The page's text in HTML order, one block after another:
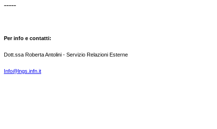
-----
Per info e contatti:
Dott.ssa Roberta Antolini - Servizio Relazioni Esterne
Info@lngs.infn.it